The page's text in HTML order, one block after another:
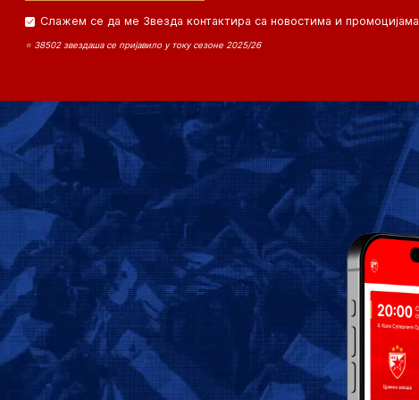
Слажем се да ме Звезда контактира са новостима и промоцијама
⭐ 38502 звездаша се пријавило у току сезоне 2025/26